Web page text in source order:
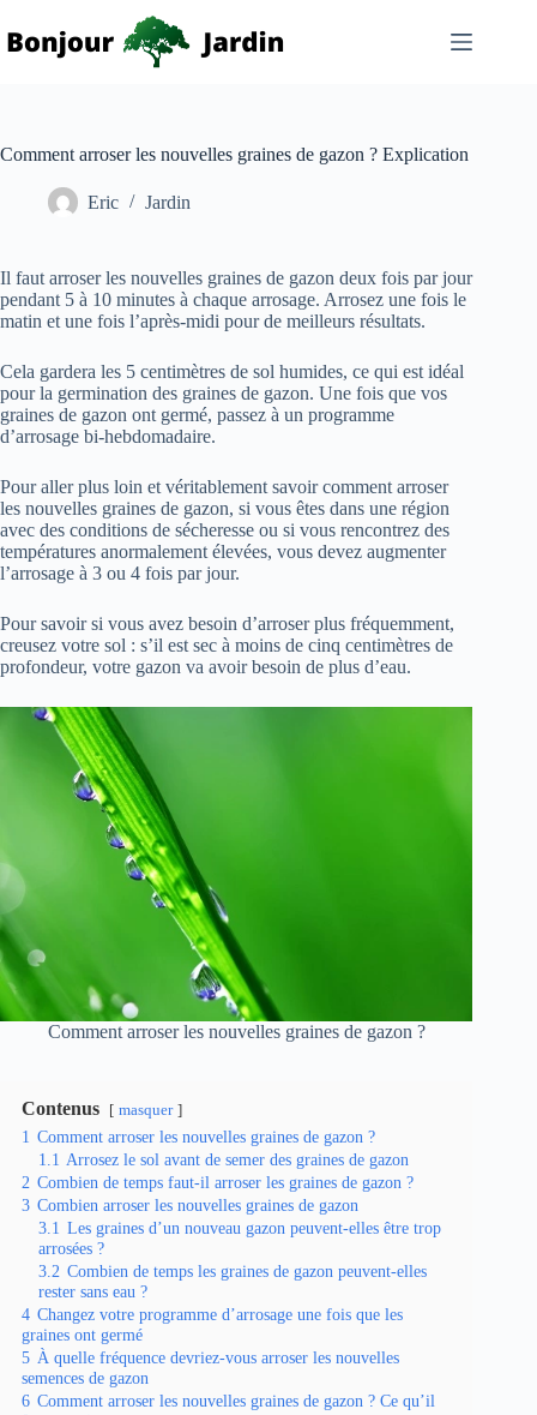
au
contenu
Comment arroser les nouvelles graines de gazon ? Explication
Eric Jardin
Il faut arroser les nouvelles graines de gazon deux fois par jour
pendant 5 à 10 minutes à chaque arrosage. Arrosez une fois le
matin et une fois l’après-midi pour de meilleurs résultats.
Cela gardera les 5 centimètres de sol humides, ce qui est idéal
pour la germination des graines de gazon. Une fois que vos
graines de gazon ont germé, passez à un programme
d’arrosage bi-hebdomadaire.
Pour aller plus loin et véritablement savoir comment arroser
les nouvelles graines de gazon, si vous êtes dans une région
avec des conditions de sécheresse ou si vous rencontrez des
températures anormalement élevées, vous devez augmenter
l’arrosage à 3 ou 4 fois par jour.
Pour savoir si vous avez besoin d’arroser plus fréquemment,
creusez votre sol : s’il est sec à moins de cinq centimètres de
profondeur, votre gazon va avoir besoin de plus d’eau.
Comment arroser les nouvelles graines de gazon ?
Contenus masquer
1 Comment arroser les nouvelles graines de gazon ?
1.1 Arrosez le sol avant de semer des graines de gazon
2 Combien de temps faut-il arroser les graines de gazon ?
3 Combien arroser les nouvelles graines de gazon
3.1 Les graines d’un nouveau gazon peuvent-elles être trop
arrosées ?
3.2 Combien de temps les graines de gazon peuvent-elles
rester sans eau ?
4 Changez votre programme d’arrosage une fois que les
graines ont germé
5 À quelle fréquence devriez-vous arroser les nouvelles
semences de gazon
6 Comment arroser les nouvelles graines de gazon ? Ce qu’il